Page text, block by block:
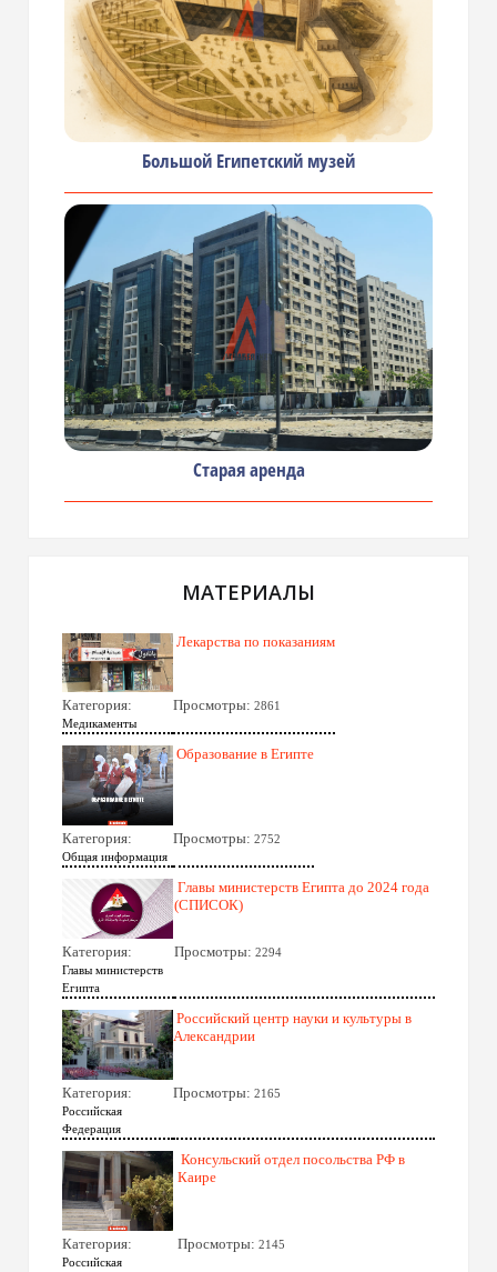
Большой Египетский музей
Старая аренда
МАТЕРИАЛЫ
Лекарства по показаниям
Категория:
Медикаменты
Просмотры: 2861
Образование в Египте
Категория:
Общая информация
Просмотры: 2752
Главы министерств Египта до 2024 года
(СПИСОК)
Категория:
Главы министерств
Египта
Просмотры: 2294
Российский центр науки и культуры в
Александрии
Категория:
Российская
Федерация
Просмотры: 2165
Консульский отдел посольства РФ в
Каире
Категория:
Российская
Просмотры: 2145